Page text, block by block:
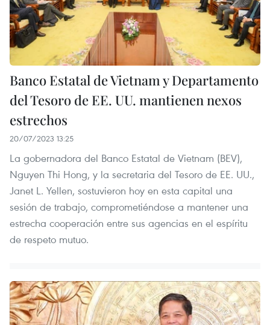
Banco Estatal de Vietnam y Departamento
del Tesoro de EE. UU. mantienen nexos
estrechos
20/07/2023 13:25
La gobernadora del Banco Estatal de Vietnam (BEV),
Nguyen Thi Hong, y la secretaria del Tesoro de EE. UU.,
Janet L. Yellen, sostuvieron hoy en esta capital una
sesión de trabajo, comprometiéndose a mantener una
estrecha cooperación entre sus agencias en el espíritu
de respeto mutuo.